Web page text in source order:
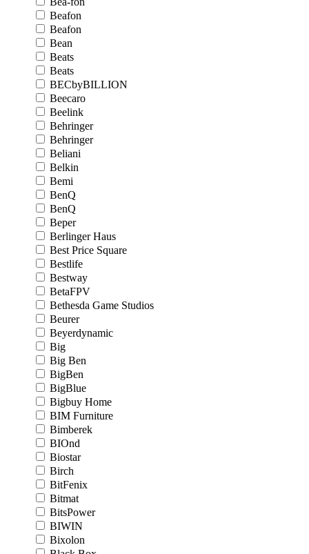
Beafon
Beafon
Bean
Beats
Beats
BECbyBILLION
Beecaro
Beelink
Behringer
Behringer
Beliani
Belkin
Bemi
BenQ
BenQ
Beper
Berlinger Haus
Best Price Square
Bestlife
Bestway
BetaFPV
Bethesda Game Studios
Beurer
Beyerdynamic
Big
Big Ben
BigBen
BigBlue
Bigbuy Home
BIM Furniture
Bimberek
BIOnd
Biostar
Birch
BitFenix
Bitmat
BitsPower
BIWIN
Bixolon